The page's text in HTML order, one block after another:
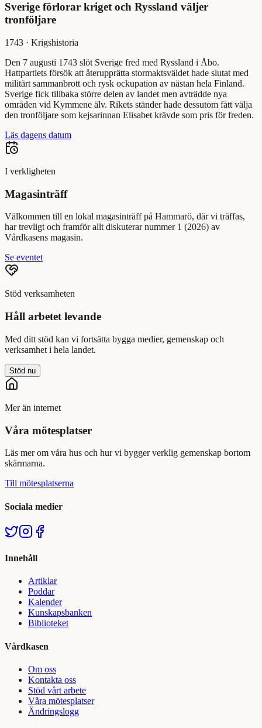
Sverige förlorar kriget och Ryssland väljer
tronföljare
1743 · Krigshistoria
Den 7 augusti 1743 slöt Sverige fred med Ryssland i Åbo.
Hattpartiets försök att återupprätta stormaktsväldet hade slutat med
militärt sammanbrott och rysk ockupation av nästan hela Finland.
Sverige fick tillbaka större delen av landet men avträdde nya
områden vid Kymmene älv. Rikets ständer hade dessutom fått välja
den tronföljare som kejsarinnan Elisabet krävde som pris för freden.
Läs dagens datum
I verkligheten
Magasinträff
Välkommen till en lokal magasinträff på Hammarö, där vi träffas,
har trevligt och framför allt diskuterar nummer 1 (2026) av
Vårdkasens magasin.
Se eventet
Stöd verksamheten
Håll arbetet levande
Med ditt stöd kan vi fortsätta bygga medier, gemenskap och
verksamhet i hela landet.
Stöd nu
Mer än internet
Våra mötesplatser
Läs mer om våra hus och hur vi bygger verklig gemenskap bortom
skärmarna.
Till mötesplatserna
Sociala medier
Innehåll
Artiklar
Poddar
Kalender
Kunskapsbanken
Biblioteket
Vårdkasen
Om oss
Kontakta oss
Stöd vårt arbete
Våra mötesplatser
Ändringslogg